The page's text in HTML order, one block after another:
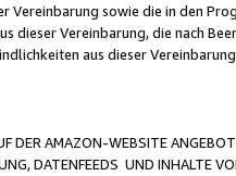
Vereinbarung sowie die in den
Vereinbarung, die nach
aus dieser
DER AMAZON-WEBSITE
DATENFEEDS UND INHALTE